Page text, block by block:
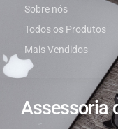
Assessoria
Sobre nós
Todos os Produtos
Mais Vendidos